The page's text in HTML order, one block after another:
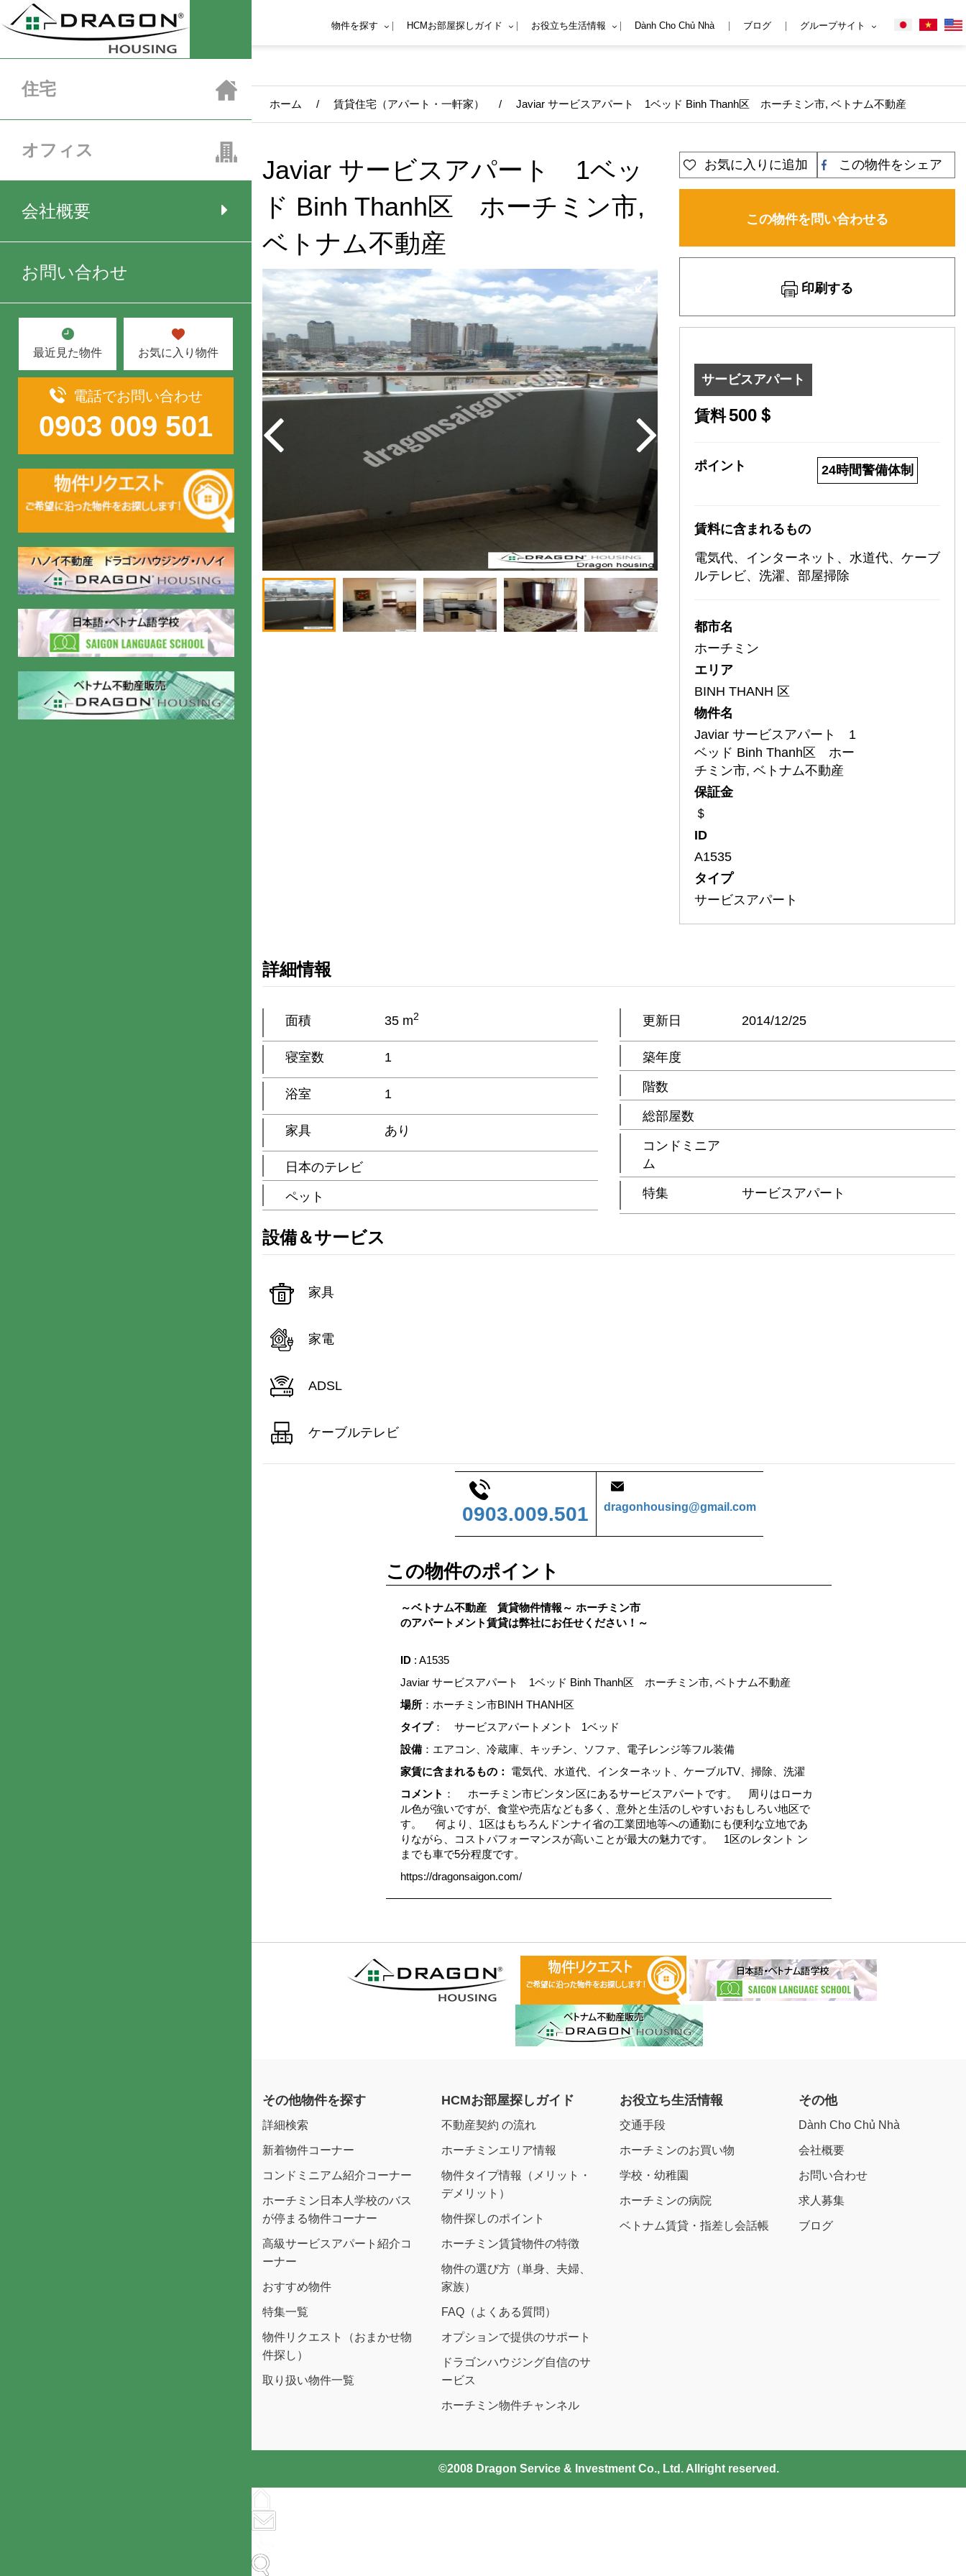
HCM住居賃貸
HCMオフィス
ベトナム不動産販売
住宅
オフィス
会社概要
お問い合わせ
最近見た物件 お気に入り物件
電話でお問い合わせ
0903 009 501
物件を探す HCMお部屋探しガイド お役立ち生活情報 Dành Cho Chủ Nhà ブログ グループサイト
ホーム / 賃貸住宅（アパート・一軒家） / Javiar サービスアパート 1ベッド Binh Thanh区 ホーチミン市, ベトナム不動産
Javiar サービスアパート 1ベッ
ド Binh Thanh区 ホーチミン市,
ベトナム不動産
お気に入りに追加 この物件をシェア
この物件を問い合わせる
印刷する
サービスアパート
賃料500＄
ポイント 24時間警備体制
賃料に含まれるもの
電気代、インターネット、水道代、ケーブ
ルテレビ、洗濯、部屋掃除
都市名
ホーチミン
エリア
BINH THANH 区
物件名
Javiar サービスアパート 1
ベッド Binh Thanh区 ホー
チミン市, ベトナム不動産
保証金
＄
ID
A1535
タイプ
サービスアパート
詳細情報
面積 35 m2
寝室数 1
浴室 1
家具 あり
日本のテレビ
ペット
更新日 2014/12/25
築年度
階数
総部屋数
コンドミニア
ム
特集 サービスアパート
設備＆サービス
家具
家電
ADSL
ケーブルテレビ
0903.009.501 dragonhousing@gmail.com
この物件のポイント
～ベトナム不動産 賃貸物件情報～ ホーチミン市
のアパートメント賃貸は弊社にお任せください！～
ID : A1535
Javiar サービスアパート 1ベッド Binh Thanh区 ホーチミン市, ベトナム不動産
場所 ：ホーチミン市BINH THANH区
タイプ： サービスアパートメント 1ベッド
設備：エアコン、冷蔵庫、キッチン、ソファ、電子レンジ等フル装備
家賃に含まれるもの： 電気代、水道代、インターネット、ケーブルTV、掃除、洗濯
コメント ： ホーチミン市ビンタン区にあるサービスアパートです。 周りはローカ
ル色が強いですが、食堂や売店なども多く、意外と生活のしやすいおもしろい地区で
す。 何より、1区はもちろんドンナイ省の工業団地等への通勤にも便利な立地であ
りながら、コストパフォーマンスが高いことが最大の魅力です。 1区のレタント ン
までも車で5分程度です。
https://dragonsaigon.com/
その他物件を探す
詳細検索
新着物件コーナー
コンドミニアム紹介コーナー
ホーチミン日本人学校のバス
が停まる物件コーナー
高級サービスアパート紹介コ
ーナー
おすすめ物件
特集一覧
物件リクエスト（おまかせ物
件探し）
取り扱い物件一覧
HCMお部屋探しガイド
不動産契約 の流れ
ホーチミンエリア情報
物件タイプ情報（メリット・
デメリット）
物件探しのポイント
ホーチミン賃貸物件の特徴
物件の選び方（単身、夫婦、
家族）
FAQ（よくある質問）
オプションで提供のサポート
ドラゴンハウジング自信のサ
ービス
ホーチミン物件チャンネル
お役立ち生活情報
交通手段
ホーチミンのお買い物
学校・幼稚園
ホーチミンの病院
ベトナム賃貸・指差し会話帳
その他
Dành Cho Chủ Nhà
会社概要
お問い合わせ
求人募集
ブログ
©2008 Dragon Service & Investment Co., Ltd. Allright reserved.